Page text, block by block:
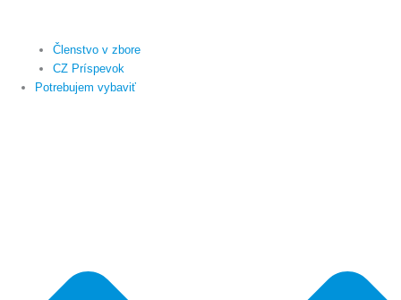
Členstvo v zbore
CZ Príspevok
Potrebujem vybaviť